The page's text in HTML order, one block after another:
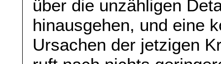
über die unzähligen
hinausgehen, und eine
Ursachen der jetzigen